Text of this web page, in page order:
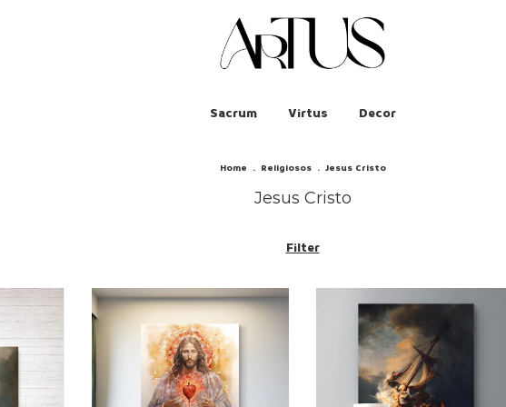
Sacrum Virtus Decor
Home . Religiosos . Jesus Cristo
Jesus Cristo
Filter